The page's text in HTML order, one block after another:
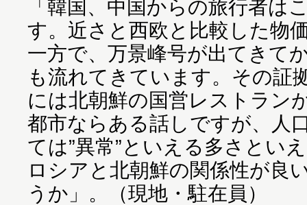
「韓国、中国からの旅行者は
す。近さと西欧と比較した物
一方で、万景峰号が出てきて
も流れてきています。その証
には北朝鮮の国営レストラン
都市ならある話しですが、人
ては”異常”といえる多さとい
ロシアと北朝鮮の関係性が良
うか」。（現地・駐在員）